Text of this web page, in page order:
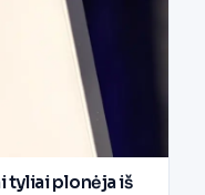
tyliai plonėja iš